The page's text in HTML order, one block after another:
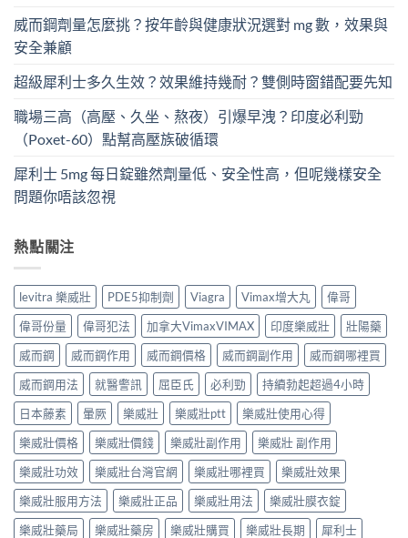
威而鋼劑量怎麼挑？按年齡與健康狀況選對 mg 數，效果與
安全兼顧
超級犀利士多久生效？效果維持幾耐？雙側時窗錯配要先知
職場三高（高壓、久坐、熬夜）引爆早洩？印度必利勁
（Poxet-60）點幫高壓族破循環
犀利士 5mg 每日錠雖然劑量低、安全性高，但呢幾樣安全
問題你唔該忽視
熱點關注
levitra 樂威壯 PDE5抑制劑 Viagra Vimax增大丸
偉哥
偉哥份量
偉哥犯法 加拿大VimaxVIMAX 印度樂威壯
壯陽藥
威而鋼
威而鋼作用 威而鋼價格 威而鋼副作用
威而鋼哪裡買
威而鋼用法
就醫警訊 屈臣氏 必利勁
持續勃起超過4小時
日本藤素
暈厥 樂威壯 樂威壯ptt
樂威壯使用心得
樂威壯價格
樂威壯價錢 樂威壯副作用
樂威壯 副作用
樂威壯功效
樂威壯台灣官網 樂威壯哪裡買
樂威壯效果
樂威壯服用方法
樂威壯正品 樂威壯用法
樂威壯膜衣錠
樂威壯藥局
樂威壯藥房 樂威壯購買 樂威壯長期 犀利士